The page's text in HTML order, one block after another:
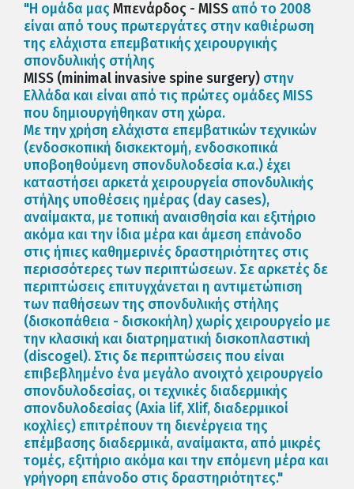
"Η ομάδα μαςΜπενάρδος - MISS από το 2008
είναι από τους πρωτεργάτες στην καθιέρωση
της ελάχιστα επεμβατικής χειρουργικής
σπονδυλικής στήλης
MISS (minimal invasive spine surgery) στην
Ελλάδα και είναι από τις πρώτες ομάδες MISS
που δημιουργήθηκαν στη χώρα.
Με την χρήση ελάχιστα επεμβατικών τεχνικών
(ενδοσκοπική δισκεκτομή, ενδοσκοπικά
υποβοηθούμενη σπονδυλοδεσία κ.α.) έχει
καταστήσει αρκετά χειρουργεία σπονδυλικής
στήλης υποθέσεις ημέρας (day cases),
αναίμακτα, με τοπική αναισθησία και εξιτήριο
ακόμα και την ίδια μέρα και άμεση επάνοδο
στις ήπιες καθημερινές δραστηριότητες στις
περισσότερες των περιπτώσεων. Σε αρκετές δε
περιπτώσεις επιτυγχάνεται η αντιμετώπιση
των παθήσεων της σπονδυλικής στήλης
(δισκοπάθεια - δισκοκήλη) χωρίς χειρουργείο με
την κλασική και διατρηματική δισκοπλαστική
(discogel). Στις δε περιπτώσεις που είναι
επιβεβλημένο ένα μεγάλο ανοιχτό χειρουργείο
σπονδυλοδεσίας, οι τεχνικές διαδερμικής
σπονδυλοδεσίας (Axia lif, Xlif, διαδερμικοί
κοχλίες) επιτρέπουν τη διενέργεια της
επέμβασης διαδερμικά, αναίμακτα, από μικρές
τομές, εξιτήριο ακόμα και την επόμενη μέρα και
γρήγορη επάνοδο στις δραστηριότητες."